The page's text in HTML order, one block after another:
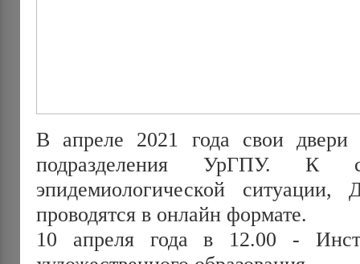
В апреле 2021 года свои двери
подразделения УрГПУ. К
эпидемиологической
проводятся в онлайн формате.
10 апреля года в 12.00 -